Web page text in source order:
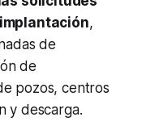
,
de
de
pozos, centros
y descarga.